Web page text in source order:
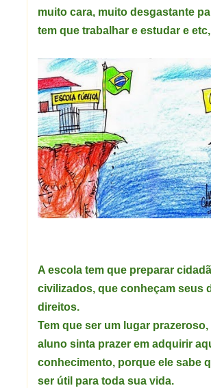
muito cara, muito desgastante
tem que trabalhar e estudar e
A escola tem que preparar
civilizados, que conheçam seus
direitos.
Tem que ser um lugar
aluno sinta prazer em adquirir
conhecimento, porque ele sabe
ser útil para toda sua vida.